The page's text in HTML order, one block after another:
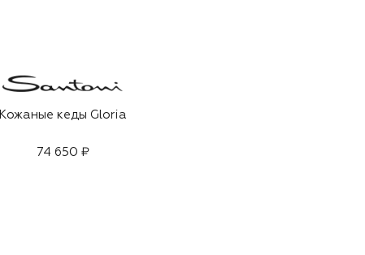
Кожаные кеды Gloria
74 650 ₽